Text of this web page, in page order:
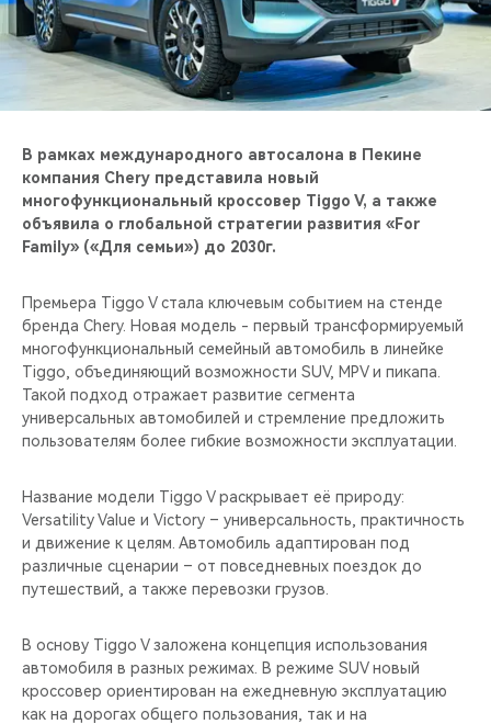
CHERY И СПОРТ
НАШИ МЕРОПРИЯТИЯ
ВИДЕООБЗОРЫ
CHERY ДЛЯ ДЕТЕЙ
В рамках международного автосалона в Пекине
компания Chery представила новый
многофункциональный кроссовер Tiggo V, а также
объявила о глобальной стратегии развития «For
Family» («Для семьи») до 2030г.
Премьера Tiggo V стала ключевым событием на стенде
бренда Chery. Новая модель - первый трансформируемый
многофункциональный семейный автомобиль в линейке
Tiggo, объединяющий возможности SUV, MPV и пикапа.
Такой подход отражает развитие сегмента
универсальных автомобилей и стремление предложить
пользователям более гибкие возможности эксплуатации.
Название модели Tiggo V раскрывает её природу:
Versatility Value и Victory – универсальность, практичность
и движение к целям. Автомобиль адаптирован под
различные сценарии – от повседневных поездок до
путешествий, а также перевозки грузов.
В основу Tiggo V заложена концепция использования
автомобиля в разных режимах. В режиме SUV новый
кроссовер ориентирован на ежедневную эксплуатацию
как на дорогах общего пользования, так и на